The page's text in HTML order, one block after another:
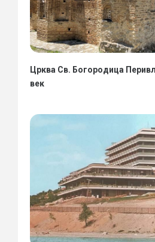
Црква Св. Богородица
век